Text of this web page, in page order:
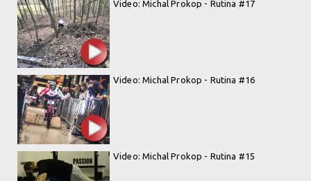
Video: Michal Prokop - Rutina #17
Video: Michal Prokop - Rutina #16
Video: Michal Prokop - Rutina #15